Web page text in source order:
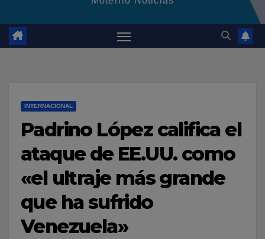
INTERNACIONAL
Padrino López califica el
ataque de EE.UU. como
«el ultraje más grande
que ha sufrido
Venezuela»